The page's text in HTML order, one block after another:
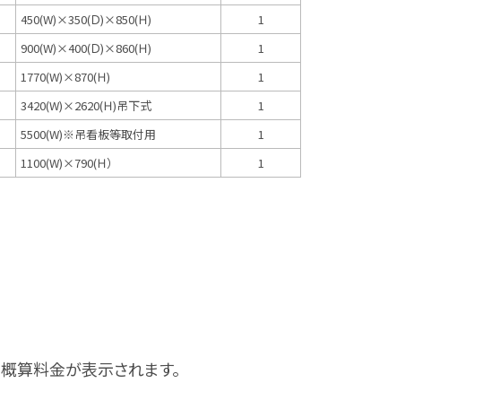
450(W)×350(Ｄ)×850(Ｈ)
1
900(W)×400(Ｄ)×860(Ｈ)
1
1770(W)×870(Ｈ)
1
3420(W)×2620(Ｈ)吊下式
1
5500(W)※吊看板等取付用
1
1100(W)×790(Ｈ） 1
概算料金が表示されます。